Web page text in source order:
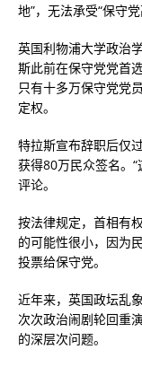
地”，无法承受“保守
英国利物浦大学政治
斯此前在保守党党首
只有十多万保守党党
定权。
特拉斯宣布辞职后仅
获得80万民众签名。
评论。
按法律规定，首相有
的可能性很小，因为
投票给保守党。
近年来，英国政坛乱
次次政治闹剧轮回重
的深层次问题。